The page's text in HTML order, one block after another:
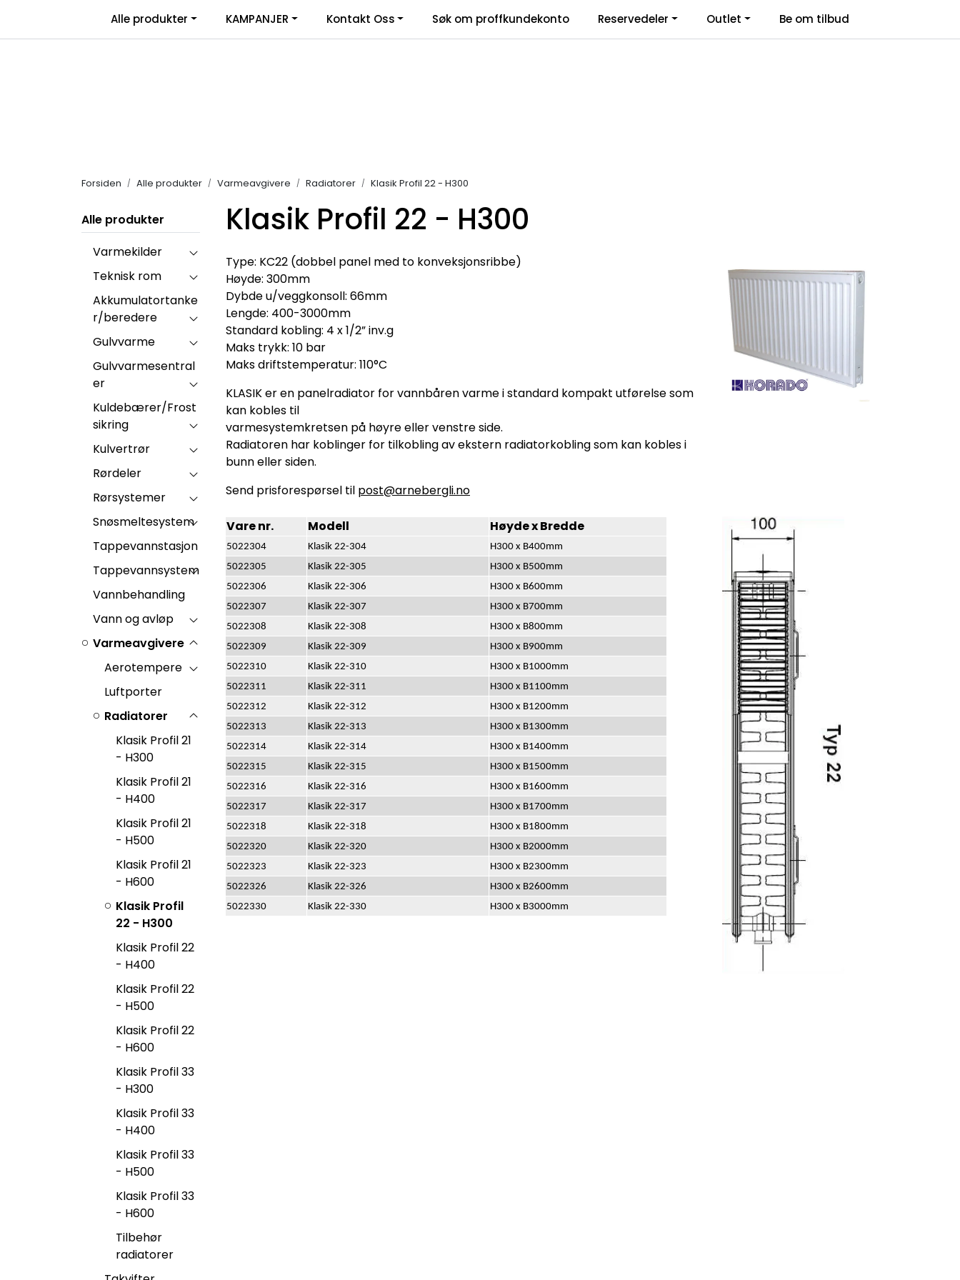
Salgsbetingelser | Retur/transportskade & reklamasjonsskjema Kontakt Oss Logg inn
Alle produkter KAMPANJER Kontakt Oss Søk om proffkundekonto Reservedeler Outlet Be om tilbud
Forsiden Alle produkter Varmeavgivere Radiatorer Klasik Profil 22 - H300
Alle produkter
Varmekilder
Teknisk rom
Akkumulatortanke
r/beredere
Gulvvarme
Gulvvarmesentral
er
Kuldebærer/Frost
sikring
Kulvertrør
Rørdeler
Rørsystemer
Snøsmeltesystem
Tappevannstasjon
Tappevannsystem
Vannbehandling
Vann og avløp
Varmeavgivere
Aerotempere
Luftporter
Radiatorer
Klasik Profil 21
- H300
Klasik Profil 21
- H400
Klasik Profil 21
- H500
Klasik Profil 21
- H600
Klasik Profil
22 - H300
Klasik Profil 22
- H400
Klasik Profil 22
- H500
Klasik Profil 22
- H600
Klasik Profil 33
- H300
Klasik Profil 33
- H400
Klasik Profil 33
- H500
Klasik Profil 33
- H600
Tilbehør
radiatorer
Klasik Profil 22 - H300
Type: KC22 (dobbel panel med to konveksjonsribbe)
Høyde: 300mm
Dybde u/veggkonsoll: 66mm
Lengde: 400-3000mm
Standard kobling: 4 x 1/2” inv.g
Maks trykk: 10 bar
Maks driftstemperatur: 110°C
KLASIK er en panelradiator for vannbåren varme i standard kompakt utførelse som
kan kobles til
varmesystemkretsen på høyre eller venstre side.
Radiatoren har koblinger for tilkobling av ekstern radiatorkobling som kan kobles i
bunn eller siden.
Send prisforespørsel til post@arnebergli.no
Vare nr. Modell Høyde x Bredde
5022304 Klasik 22-304
H300 x B400mm
5022305
Klasik 22-305
H300 x B500mm
5022306
Klasik 22-306
H300 x B600mm
5022307
Klasik 22-307
H300 x B700mm
5022308
Klasik 22-308
H300 x B800mm
5022309
Klasik 22-309
H300 x B900mm
5022310
Klasik 22-310
H300 x B1000mm
5022311
Klasik 22-311
H300 x B1100mm
5022312
Klasik 22-312
H300 x B1200mm
5022313
Klasik 22-313
H300 x B1300mm
5022314
Klasik 22-314
H300 x B1400mm
5022315
Klasik 22-315
H300 x B1500mm
5022316
Klasik 22-316
H300 x B1600mm
5022317
Klasik 22-317
H300 x B1700mm
5022318
Klasik 22-318
H300 x B1800mm
5022320
Klasik 22-320
H300 x B2000mm
5022323
Klasik 22-323
H300 x B2300mm
5022326
Klasik 22-326
H300 x B2600mm
5022330
Klasik 22-330 H300 x B3000mm